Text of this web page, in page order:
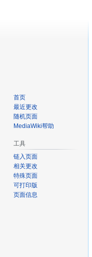
首页
最近更改
随机页面
MediaWiki帮助
工具
链入页面
相关更改
特殊页面
可打印版
页面信息